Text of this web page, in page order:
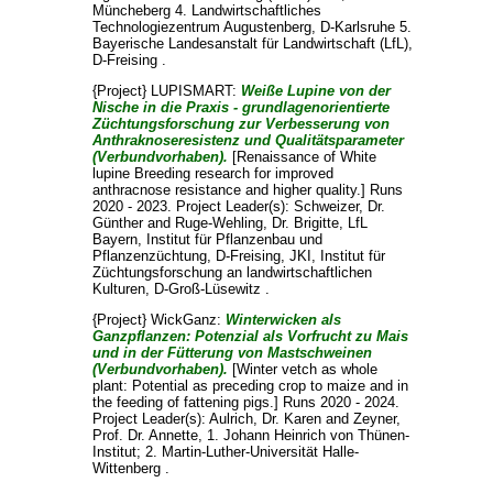
Müncheberg 4. Landwirtschaftliches
Technologiezentrum Augustenberg, D-Karlsruhe 5.
Bayerische Landesanstalt für Landwirtschaft (LfL),
D-Freising .
{Project} LUPISMART: Weiße Lupine von der
Nische in die Praxis - grundlagenorientierte
Züchtungsforschung zur Verbesserung von
Anthraknoseresistenz und Qualitätsparameter
(Verbundvorhaben). [Renaissance of White
lupine Breeding research for improved
anthracnose resistance and higher quality.] Runs
2020 - 2023. Project Leader(s): Schweizer, Dr.
Güntherand Ruge-Wehling, Dr. Brigitte, LfL
Bayern, Institut für Pflanzenbau und
Pflanzenzüchtung, D-Freising, JKI, Institut für
Züchtungsforschung an landwirtschaftlichen
Kulturen, D-Groß-Lüsewitz .
{Project} WickGanz: Winterwicken als
Ganzpflanzen: Potenzial als Vorfrucht zu Mais
und in der Fütterung von Mastschweinen
(Verbundvorhaben). [Winter vetch as whole
plant: Potential as preceding crop to maize and in
the feeding of fattening pigs.] Runs 2020 - 2024.
Project Leader(s): Aulrich, Dr. Karenand Zeyner,
Prof. Dr. Annette, 1. Johann Heinrich von Thünen-
Institut; 2. Martin-Luther-Universität Halle-
Wittenberg .